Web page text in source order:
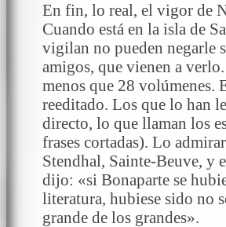
En fin, lo real, el vigor de
Cuando está en la isla de
vigilan no pueden negarle
amigos, que vienen a
menos que 28 volúmenes.
reeditado. Los que lo han
directo, lo que llaman los
frases cortadas). Lo
Stendhal, Sainte-Beuve, y
dijo: «si Bonaparte se
literatura, hubiese sido no
grande de los grandes».